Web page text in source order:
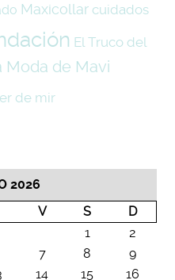
Maxicollar cuidados
El Truco del
Moda de Mavi
de mir
2026
V S
D
1
2
7 8
9
14 15 16